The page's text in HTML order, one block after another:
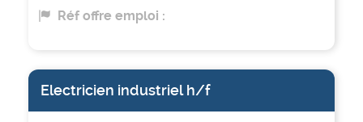
Réf offre emploi :
Electricien industriel h/f